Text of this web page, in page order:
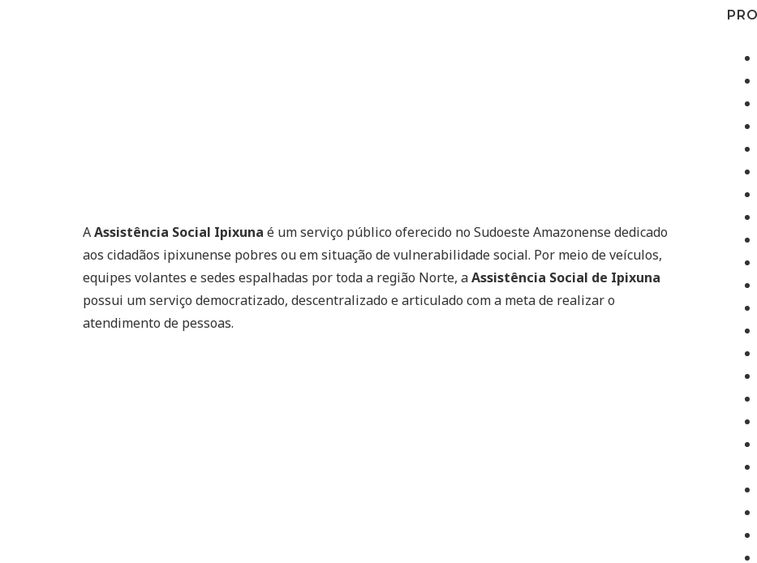
AAssistência Social Ipixuna é um serviço público oferecido no Sudoeste Amazonense dedicado
aos cidadãos ipixunense pobres ou em situação de vulnerabilidade social. Por meio de veículos,
equipes volantes e sedes espalhadas por toda a região Norte, aAssistência Social de Ipixuna
possui um serviço democratizado, descentralizado e articulado com a meta de realizar o
atendimento de pessoas.